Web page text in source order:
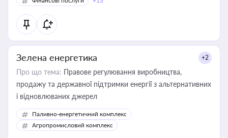
Зелена енергетика +2
Про що тема: Правове регулювання виробництва,
продажу та державної підтримки енергії з альтернативних
і відновлюваних джерел
Паливно-енергетичний комплекс
Агропромисловий комплекс